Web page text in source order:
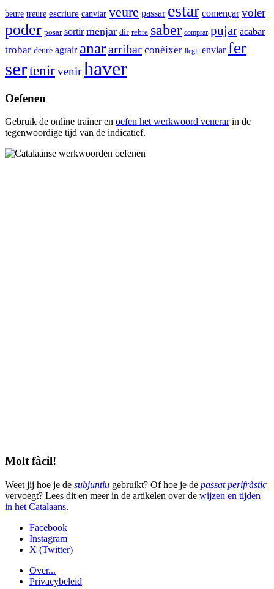
beure treure escriure canviar veure passar estar començar voler
poder posar sortir menjar dir rebre saber comprar pujar acabar
trobar deure agrair anararribar conèixer llegir enviar fer
sertenirvenirhaver
Oefenen
Gebruik de online trainer en oefen het werkwoord venerarin de
tegenwoordige tijd van de indicatief.
Molt fàcil!
Weet jij hoe je de subjuntiu gebruikt? Of hoe je de passat perifràstic
vervoegt? Lees dit en meer in de artikelen over de wijzen en tijden
in het Catalaans.
Facebook
Instagram
X (Twitter)
Over...
Privacybeleid